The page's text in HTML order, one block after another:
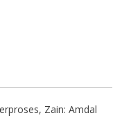
Zain: Amdal